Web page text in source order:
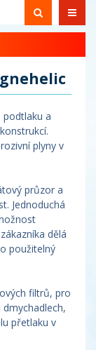
a
plyny v
průzor a
Jednoduchá
dělá
použitelný
filtrů, pro
přetlaku v